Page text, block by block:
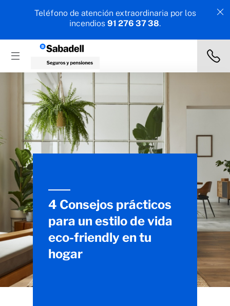
Teléfono de atención extraordinaria por los
incendios 91 276 37 38.
4 Consejos prácticos
para un estilo de vida
eco-friendly en tu
hogar